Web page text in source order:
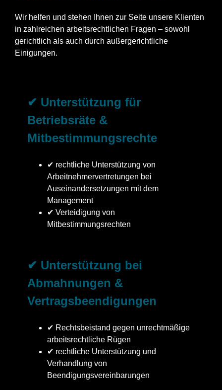
Wir helfen und stehen Ihnen zur Seite unsere Klienten
in zahlreichen arbeitsrechtlichen Fragen – sowohl
gerichtlich als auch durch außergerichtliche
Einigungen.
✔ Unterstützung für
Betriebsräte &
Mitbestimmungsrechte
✔ rechtliche Unterstützung von
Arbeitnehmervertretungen bei
Auseinandersetzungen mit dem
Management
✔ Verteidigung von
Mitbestimmungsrechten
✔ Unterstützung bei
Abmahnungen &
Vertragsbeendigungen
✔ Rechtsbeistand gegen unrechtmäßige
arbeitsrechtliche Rügen
✔ rechtliche Unterstützung und
Verhandlung von
Beendigungsvereinbarungen